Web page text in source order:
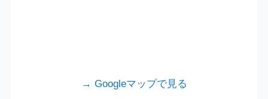
→ Googleマップで見る